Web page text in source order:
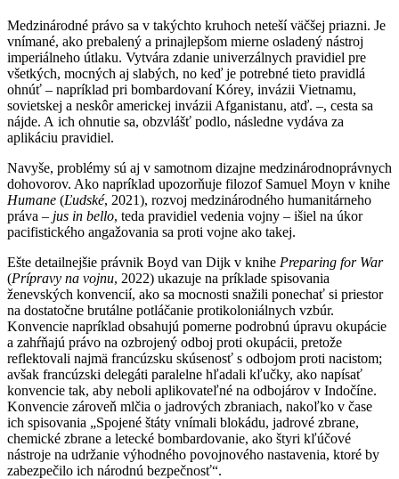
Medzinárodné právo sa v takýchto kruhoch neteší väčšej priazni. Je
vnímané, ako prebalený a prinajlepšom mierne osladený nástroj
imperiálneho útlaku. Vytvára zdanie univerzálnych pravidiel pre
všetkých, mocných aj slabých, no keď je potrebné tieto pravidlá
ohnúť – napríklad pri bombardovaní Kórey, invázii Vietnamu,
sovietskej a neskôr americkej invázii Afganistanu, atď. –, cesta sa
nájde. A ich ohnutie sa, obzvlášť podlo, následne vydáva za
aplikáciu pravidiel.
Navyše, problémy sú aj v samotnom dizajne medzinárodnoprávnych
dohovorov. Ako napríklad upozorňuje filozof Samuel Moyn v knihe
Humane (Ľudské, 2021), rozvoj medzinárodného humanitárneho
práva – jus in bello, teda pravidiel vedenia vojny – išiel na úkor
pacifistického angažovania sa proti vojne ako takej.
Ešte detailnejšie právnik Boyd van Dijk v knihe Preparing for War
(Prípravy na vojnu, 2022) ukazuje na príklade spisovania
ženevských konvencií, ako sa mocnosti snažili ponechať si priestor
na dostatočne brutálne potláčanie protikoloniálnych vzbúr.
Konvencie napríklad obsahujú pomerne podrobnú úpravu okupácie
a zahŕňajú právo na ozbrojený odboj proti okupácii, pretože
reflektovali najmä francúzsku skúsenosť s odbojom proti nacistom;
avšak francúzski delegáti paralelne hľadali kľučky, ako napísať
konvencie tak, aby neboli aplikovateľné na odbojárov v Indočíne.
Konvencie zároveň mlčia o jadrových zbraniach, nakoľko v čase
ich spisovania „Spojené štáty vnímali blokádu, jadrové zbrane,
chemické zbrane a letecké bombardovanie, ako štyri kľúčové
nástroje na udržanie výhodného povojnového nastavenia, ktoré by
zabezpečilo ich národnú bezpečnosť“.